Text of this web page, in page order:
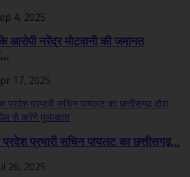
4, 2025
आरोपी नरेंद्र मोटवानी की जमानत
17, 2025
प्रभारी सचिन पायलट का छत्तीसगढ़...
26, 2025